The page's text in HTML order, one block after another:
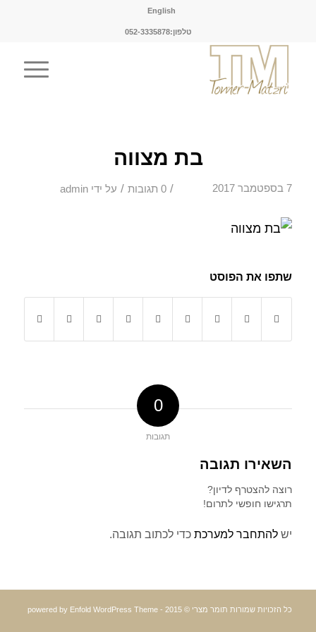
English
טלפון:052-3335878
בת מצווה
7 בספטמבר 2017 / 0 תגובות / על ידיadmin
שתפו את הפוסט
0
תגובות
השאירו תגובה
רוצה להצטרף לדיון?
תרגישו חופשי לתרום!
יש להתחבר למערכתכדי לכתוב תגובה.
כל הזכויות שמורות תומר מצרי © 2015 - powered by Enfold WordPress Theme